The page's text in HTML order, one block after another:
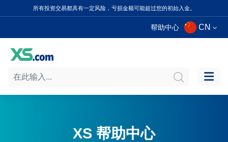
所有投资交易都具有一定风险，亏损金额可能超过您的初始入金。
帮助中心 CN
XS 帮助中心